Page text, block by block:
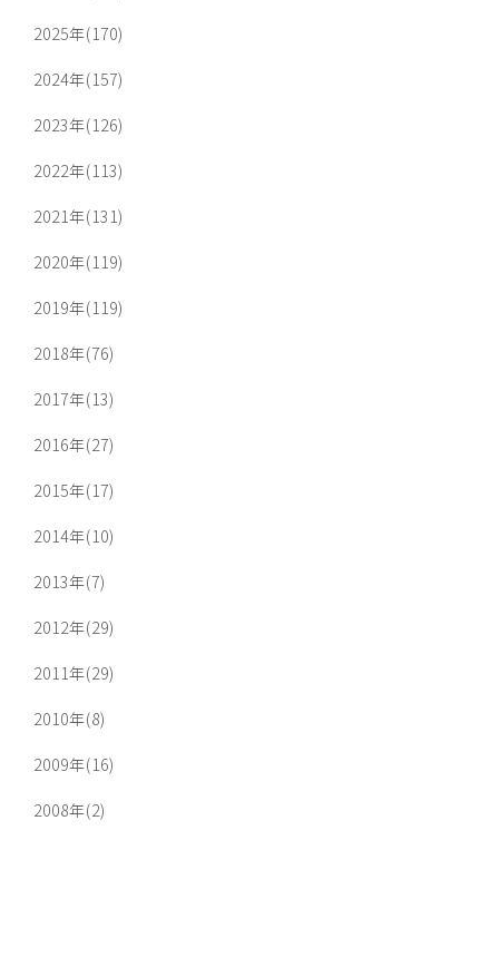
2025年(170)
2024年(157)
2023年(126)
2022年(113)
2021年(131)
2020年(119)
2019年(119)
2018年(76)
2017年(13)
2016年(27)
2015年(17)
2014年(10)
2013年(7)
2012年(29)
2011年(29)
2010年(8)
2009年(16)
2008年(2)